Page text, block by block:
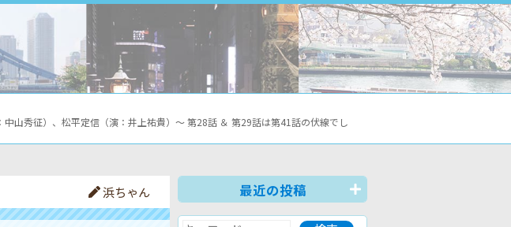
山秀征）、松平定信（演：井上祐貴）～ 第28話 ＆ 第29話は第41話の伏線でし
浜ちゃん 最近の投稿